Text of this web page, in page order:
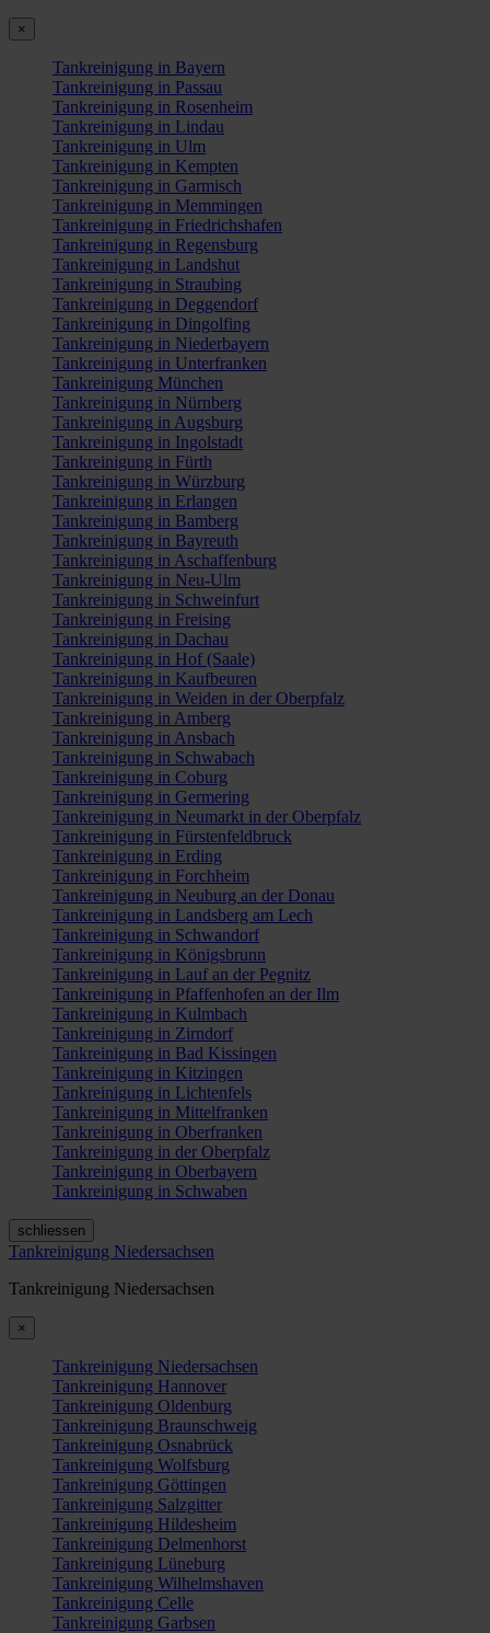
×
Tankreinigung in Bayern
Tankreinigung in Passau
Tankreinigung in Rosenheim
Tankreinigung in Lindau
Tankreinigung in Ulm
Tankreinigung in Kempten
Tankreinigung in Garmisch
Tankreinigung in Memmingen
Tankreinigung in Friedrichshafen
Tankreinigung in Regensburg
Tankreinigung in Landshut
Tankreinigung in Straubing
Tankreinigung in Deggendorf
Tankreinigung in Dingolfing
Tankreinigung in Niederbayern
Tankreinigung in Unterfranken
Tankreinigung München
Tankreinigung in Nürnberg
Tankreinigung in Augsburg
Tankreinigung in Ingolstadt
Tankreinigung in Fürth
Tankreinigung in Würzburg
Tankreinigung in Erlangen
Tankreinigung in Bamberg
Tankreinigung in Bayreuth
Tankreinigung in Aschaffenburg
Tankreinigung in Neu-Ulm
Tankreinigung in Schweinfurt
Tankreinigung in Freising
Tankreinigung in Dachau
Tankreinigung in Hof (Saale)
Tankreinigung in Kaufbeuren
Tankreinigung in Weiden in der Oberpfalz
Tankreinigung in Amberg
Tankreinigung in Ansbach
Tankreinigung in Schwabach
Tankreinigung in Coburg
Tankreinigung in Germering
Tankreinigung in Neumarkt in der Oberpfalz
Tankreinigung in Fürstenfeldbruck
Tankreinigung in Erding
Tankreinigung in Forchheim
Tankreinigung in Neuburg an der Donau
Tankreinigung in Landsberg am Lech
Tankreinigung in Schwandorf
Tankreinigung in Königsbrunn
Tankreinigung in Lauf an der Pegnitz
Tankreinigung in Pfaffenhofen an der Ilm
Tankreinigung in Kulmbach
Tankreinigung in Zirndorf
Tankreinigung in Bad Kissingen
Tankreinigung in Kitzingen
Tankreinigung in Lichtenfels
Tankreinigung in Mittelfranken
Tankreinigung in Oberfranken
Tankreinigung in der Oberpfalz
Tankreinigung in Oberbayern
Tankreinigung in Schwaben
schliessen
Tankreinigung Niedersachsen
Tankreinigung Niedersachsen
×
Tankreinigung Niedersachsen
Tankreinigung Hannover
Tankreinigung Oldenburg
Tankreinigung Braunschweig
Tankreinigung Osnabrück
Tankreinigung Wolfsburg
Tankreinigung Göttingen
Tankreinigung Salzgitter
Tankreinigung Hildesheim
Tankreinigung Delmenhorst
Tankreinigung Lüneburg
Tankreinigung Wilhelmshaven
Tankreinigung Celle
Tankreinigung Garbsen